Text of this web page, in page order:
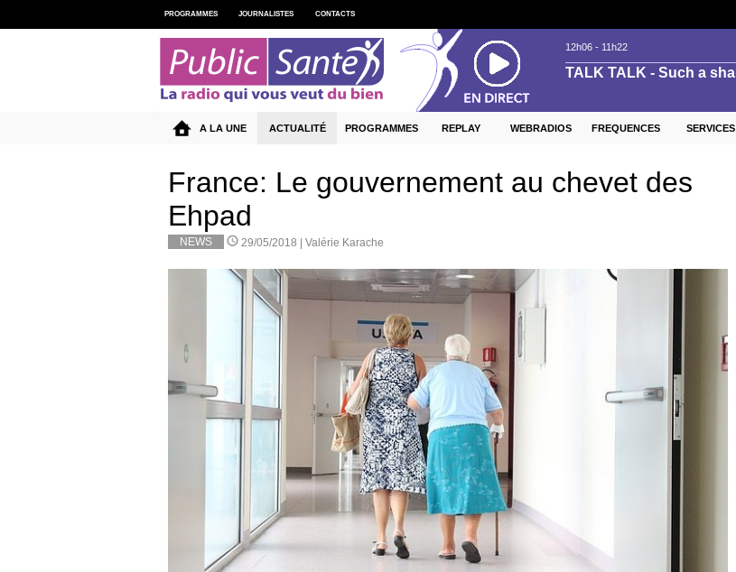
France: Le gouvernement au chevet des
Ehpad
NEWS 29/05/2018 | Valérie Karache
PROGRAMMES JOURNALISTES CONTACTS
A LA UNE ACTUALITÉ PROGRAMMES REPLAY WEBRADIOS FREQUENCES SERVICES